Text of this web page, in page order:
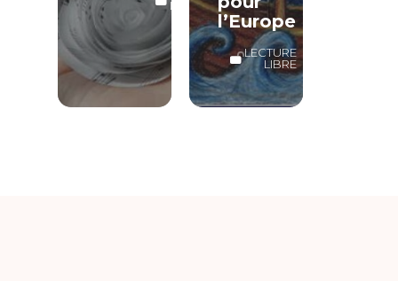
LIBRE
l’Europe
LECTURE
LIBRE